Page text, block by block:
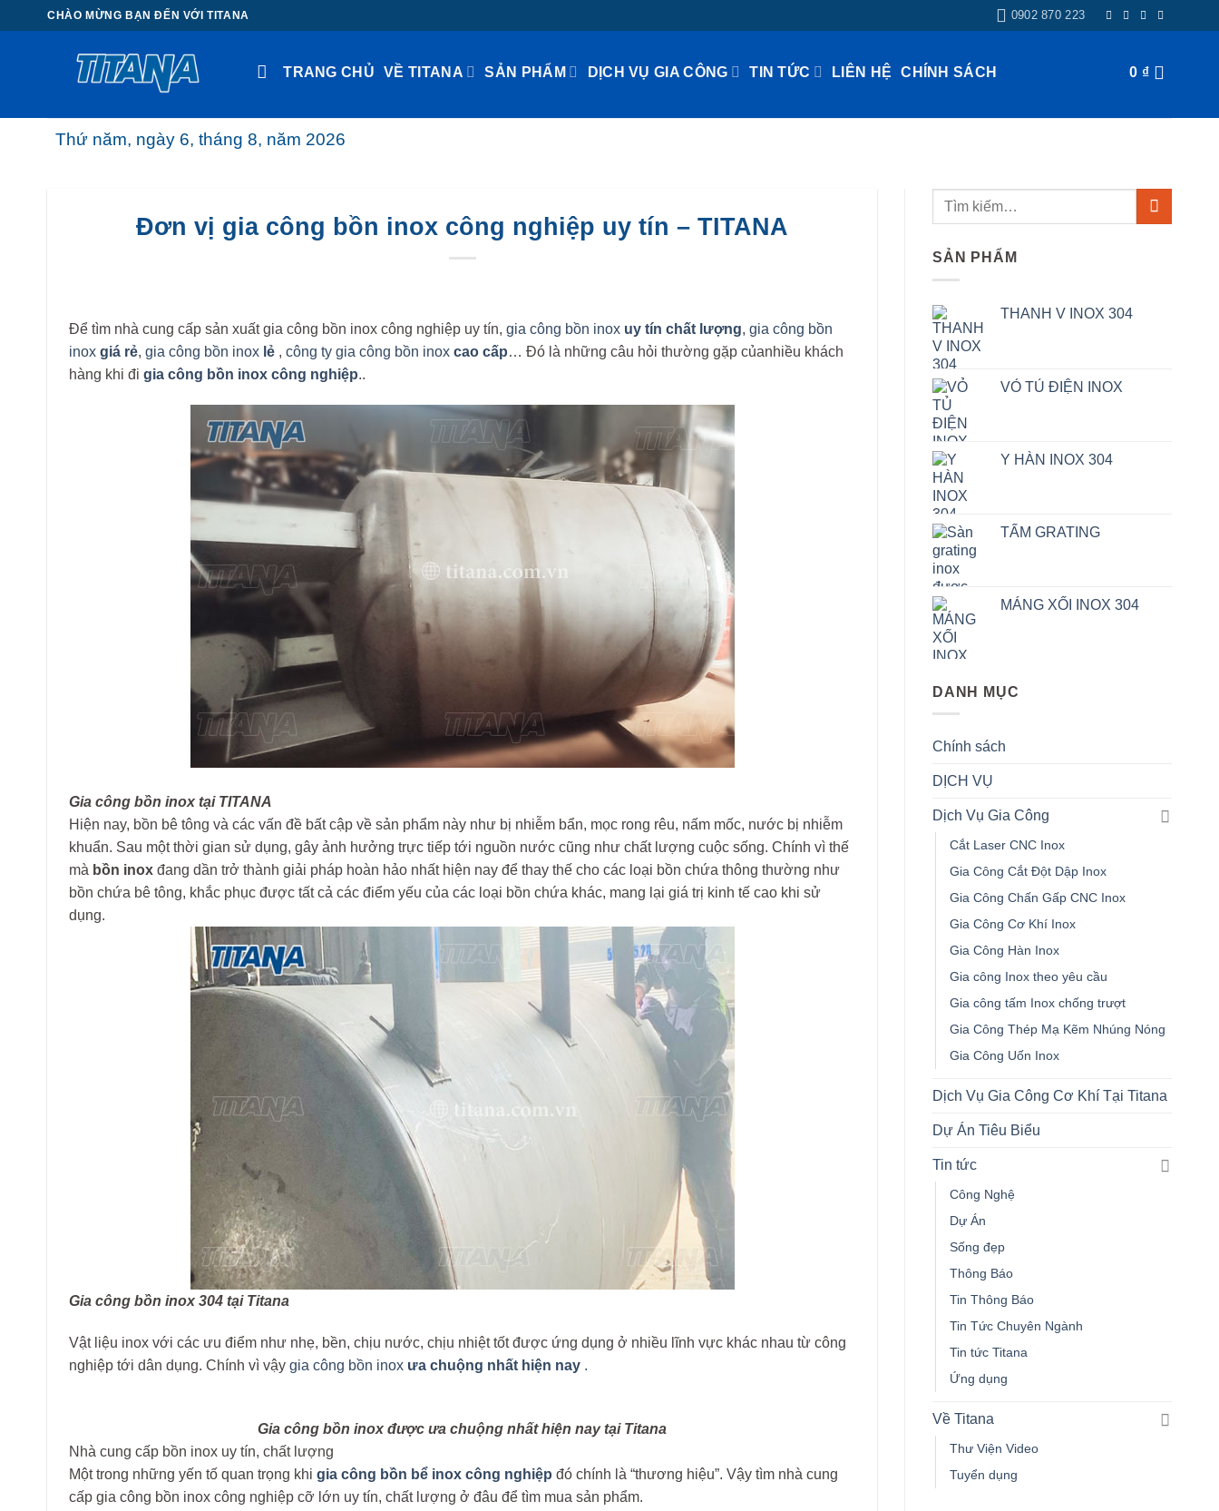
Chuyển
đến
CHÀO MỪNG BẠN ĐẾN VỚI TITANA 0902 870 223
TRANG CHỦ VỀ TITANA SẢN PHẨM DỊCH VỤ GIA CÔNG TIN TỨC LIÊN HỆ CHÍNH SÁCH 0 ₫
Thứ năm, ngày 6, tháng 8, năm 2026
Đơn vị gia công bồn inox công nghiệp uy tín – TITANA
Để tìm nhà cung cấp sản xuất gia công bồn inox công nghiệp uy tín, gia công bồn inox uy tín chất lượng, gia công bồn
inox giá rẻ, gia công bồn inox lẻ , công ty gia công bồn inox cao cấp… Đó là những câu hỏi thường gặp củanhiều khách
hàng khi đi gia công bồn inox công nghiệp..
Gia công bồn inox tại TITANA
Hiện nay, bồn bê tông và các vấn đề bất cập về sản phẩm này như bị nhiễm bẩn, mọc rong rêu, nấm mốc, nước bị nhiễm
khuẩn. Sau một thời gian sử dụng, gây ảnh hưởng trực tiếp tới nguồn nước cũng như chất lượng cuộc sống. Chính vì thế
mà bồn inox đang dần trở thành giải pháp hoàn hảo nhất hiện nay để thay thế cho các loại bồn chứa thông thường như
bồn chứa bê tông, khắc phục được tất cả các điểm yếu của các loại bồn chứa khác, mang lại giá trị kinh tế cao khi sử
dụng.
Gia công bồn inox 304 tại Titana
Vật liệu inox với các ưu điểm như nhẹ, bền, chịu nước, chịu nhiệt tốt được ứng dụng ở nhiều lĩnh vực khác nhau từ công
nghiệp tới dân dụng. Chính vì vậy gia công bồn inox ưa chuộng nhất hiện nay .
Gia công bồn inox được ưa chuộng nhất hiện nay tại Titana
Nhà cung cấp bồn inox uy tín, chất lượng
Một trong những yến tố quan trọng khi gia công bồn bể inox công nghiệp đó chính là “thương hiệu”. Vậy tìm nhà cung
cấp gia công bồn inox công nghiệp cỡ lớn uy tín, chất lượng ở đâu để tìm mua sản phẩm.
SẢN PHẨM
THANH V INOX 304
VỎ TỦ ĐIỆN INOX
Y HÀN INOX 304
TẤM GRATING
MÁNG XỐI INOX 304
DANH MỤC
Chính sách
DỊCH VỤ
Dịch Vụ Gia Công
Cắt Laser CNC Inox
Gia Công Cắt Đột Dập Inox
Gia Công Chấn Gấp CNC Inox
Gia Công Cơ Khí Inox
Gia Công Hàn Inox
Gia công Inox theo yêu cầu
Gia công tấm Inox chống trượt
Gia Công Thép Mạ Kẽm Nhúng Nóng
Gia Công Uốn Inox
Dịch Vụ Gia Công Cơ Khí Tại Titana
Dự Án Tiêu Biểu
Tin tức
Công Nghệ
Dự Án
Sống đẹp
Thông Báo
Tin Thông Báo
Tin Tức Chuyên Ngành
Tin tức Titana
Ứng dụng
Về Titana
Thư Viện Video
Tuyển dụng